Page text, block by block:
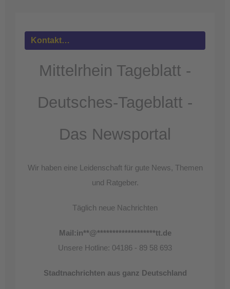
powered byUsercentrics Consent
Management Platform
Kontakt…
Mittelrhein Tageblatt -
Deutsches-Tageblatt -
Das Newsportal
Wir haben eine Leidenschaft für gute News, Themen
und Ratgeber.
Täglich neue Nachrichten
Mail:in**@*******************tt.de
Unsere Hotline: 04186 - 89 58 693
Stadtnachrichten aus ganz Deutschland